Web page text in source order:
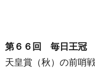
第６６回 毎日王冠
天皇賞（秋）の前哨